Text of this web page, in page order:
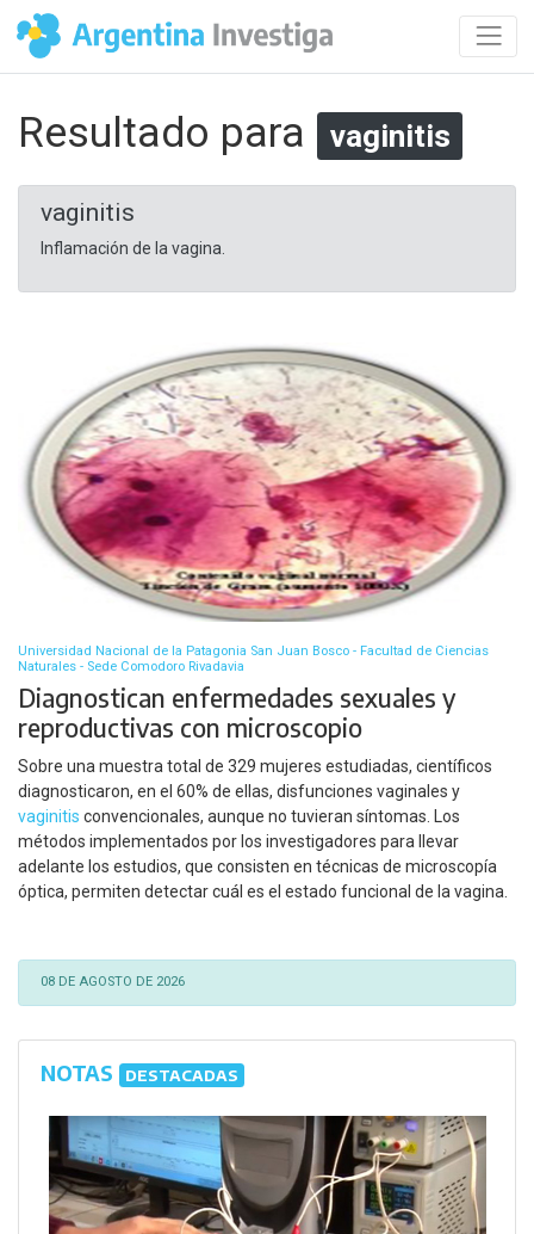
Resultado para vaginitis
vaginitis
Inflamación de la vagina.
Universidad Nacional de la Patagonia San Juan Bosco - Facultad de Ciencias
Naturales - Sede Comodoro Rivadavia
Diagnostican enfermedades sexuales y
reproductivas con microscopio
Sobre una muestra total de 329 mujeres estudiadas, científicos
diagnosticaron, en el 60% de ellas, disfunciones vaginales y
vaginitis convencionales, aunque no tuvieran síntomas. Los
métodos implementados por los investigadores para llevar
adelante los estudios, que consisten en técnicas de microscopía
óptica, permiten detectar cuál es el estado funcional de la vagina.
08 DE AGOSTO DE 2026
NOTAS DESTACADAS